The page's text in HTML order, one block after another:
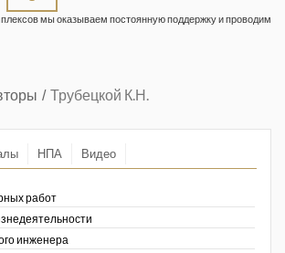
мы оказываем постоянную поддержку и проводим
Трубецкой К.Н.
НПА Видео
работ
инженера
Информационный бюллетень
атомному надзору
Маркшейдерия и недропользование
Медицина катастроф